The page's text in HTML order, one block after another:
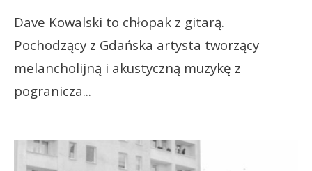
Dave Kowalski to chłopak z gitarą.
Pochodzący z Gdańska artysta tworzący
melancholijną i akustyczną muzykę z
pogranicza...